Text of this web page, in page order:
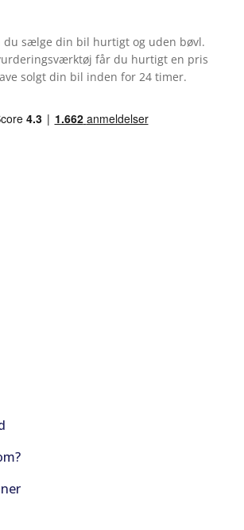
du sælge din bil hurtigt og uden bøvl.
får du hurtigt en pris
solgt din bil inden for 24 timer.